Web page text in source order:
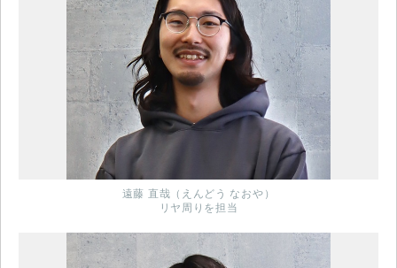
遠藤 直哉（えんどう なおや）
リヤ周りを担当